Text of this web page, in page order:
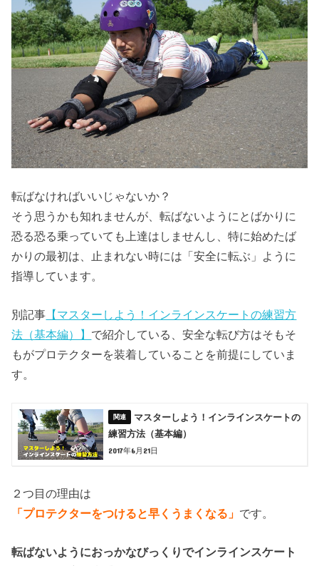
転ばなければいいじゃないか？
そう思うかも知れませんが、転ばないようにとばかりに
恐る恐る乗っていても上達はしませんし、特に始めたば
かりの最初は、止まれない時には「安全に転ぶ」ように
指導しています。
別記事 【マスターしよう！インラインスケートの練習方
法（基本編）】 で紹介している、安全な転び方はそもそ
もがプロテクターを装着していることを前提にしていま
す。
マスターしよう！インラインスケートの
練習方法（基本編）
2017年6月21日
２つ目の理由は
「プロテクターをつけると早くうまくなる」 です。
転ばないようにおっかなびっくりでインラインスケート